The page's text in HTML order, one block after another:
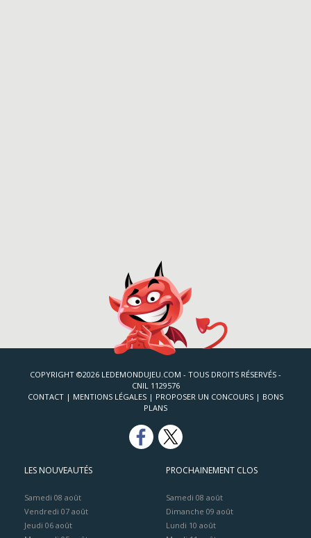
COPYRIGHT ©2026 LEDEMONDUJEU.COM - TOUS DROITS RÉSERVÉS -
CNIL 1129576
CONTACT | MENTIONS LÉGALES | PROPOSER UN CONCOURS | BONS
PLANS
LES NOUVEAUTÉS
Samedi 08 août
Vendredi 07 août
Jeudi 06 août
PROCHAINEMENT CLOS
Samedi 08 août
Dimanche 09 août
Lundi 10 août